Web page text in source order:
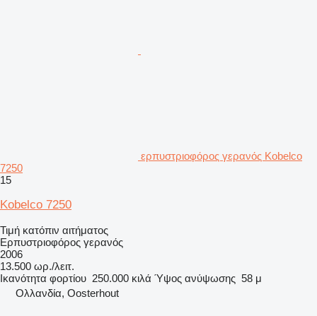
ερπυστριοφόρος γερανός Kobelco
7250
15
Kobelco 7250
Τιμή κατόπιν αιτήματος
Ερπυστριοφόρος γερανός
2006
13.500 ωρ./λειτ.
Ικανότητα φορτίου 250.000 κιλά Ύψος ανύψωσης 58 μ
Ολλανδία, Oosterhout